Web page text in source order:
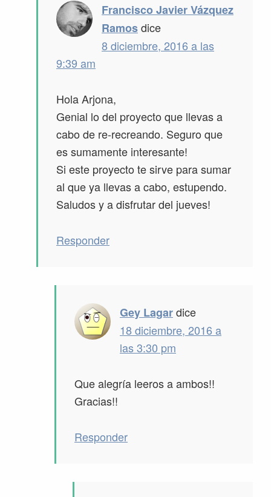
Francisco Javier Vázquez
Ramosdice
8 diciembre, 2016 a las
9:39 am
Hola Arjona,
Genial lo del proyecto que llevas a
cabo de re-recreando. Seguro que
es sumamente interesante!
Si este proyecto te sirve para sumar
al que ya llevas a cabo, estupendo.
Saludos y a disfrutar del jueves!
Responder
Gey Lagardice
18 diciembre, 2016 a
las 3:30 pm
Que alegría leeros a ambos!!
Gracias!!
Responder